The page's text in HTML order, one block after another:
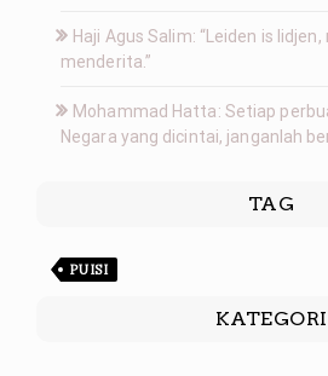
Haji Agus Salim: “Leiden is
menderita.”
Mohammad Hatta: Setiap
Negara yang dicintai, janganlah
TAG
PUISI
KATEGORI